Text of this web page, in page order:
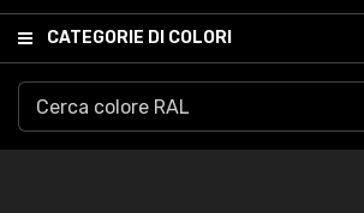
CATEGORIE DI COLORI